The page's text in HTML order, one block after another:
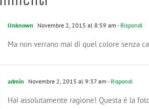
Unknown Novembre 2, 2015 al 8:59 am - Rispondi
Ma non verrano mai di quel colore senza
admin Novembre 2, 2015 al 9:37 am - Rispondi
Hai assolutamente ragione! Questa è la